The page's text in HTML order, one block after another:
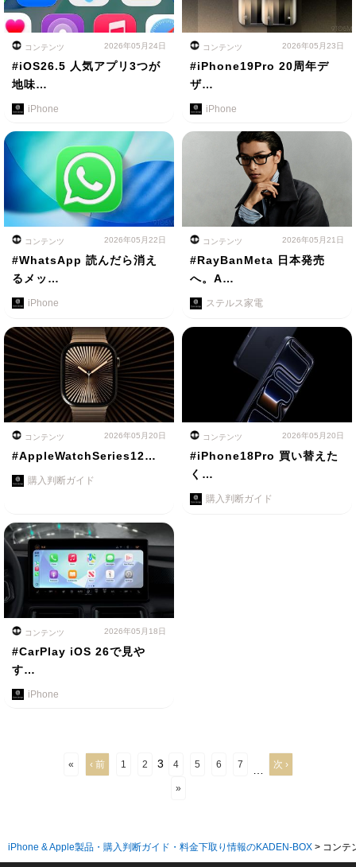
コンテンツ 2026年05月24日
#iOS26.5 人気アプリ3つが
地味…
iPhone
コンテンツ 2026年05月23日
#iPhone19Pro 20周年デ
ザ…
iPhone
コンテンツ 2026年05月22日
#WhatsApp 読んだら消え
るメッ…
iPhone
コンテンツ 2026年05月21日
#RayBanMeta 日本発売
へ。A…
ステルス家電
コンテンツ 2026年05月20日
#AppleWatchSeries12…
購入判断ガイド
コンテンツ 2026年05月20日
#iPhone18Pro 買い替えた
く…
購入判断ガイド
コンテンツ 2026年05月18日
#CarPlay iOS 26で見や
す…
iPhone
« ‹ 前 1 2 3 4 5 6 7 次 ›
»
iPhone & Apple製品・購入判断ガイド・料金下取り情報のKADEN-BOX > コンテ